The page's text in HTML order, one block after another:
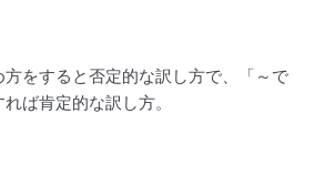
方をすると否定的な訳し方で、「～で
ば肯定的な訳し方。